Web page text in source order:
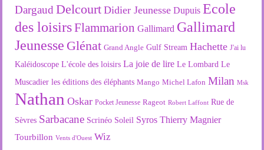
Dargaud Delcourt Didier Jeunesse Dupuis Ecole
des loisirsFlammarion Gallimard Gallimard
Jeunesse Glénat Grand Angle Gulf Stream Hachette J'ai lu
Kaléidoscope L'école des loisirs La joie de lire Le Lombard Le
Muscadier les éditions des éléphants Mango Michel Lafon Milan Msk
Nathan Oskar Pocket Jeunesse Rageot Robert Laffont Rue de
Sèvres Sarbacane Scrinéo Soleil Syros Thierry Magnier
Tourbillon Vents d'Ouest Wiz